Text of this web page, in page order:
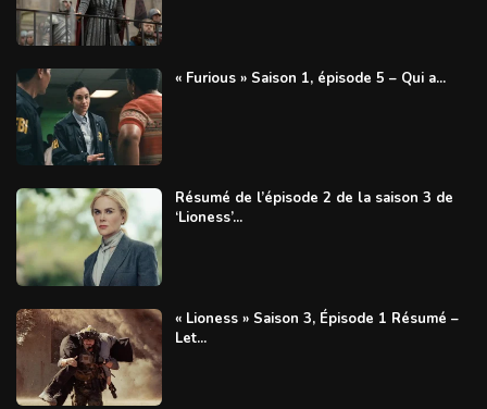
« Furious » Saison 1, épisode 5 – Qui a...
Résumé de l’épisode 2 de la saison 3 de
‘Lioness’...
« Lioness » Saison 3, Épisode 1 Résumé –
Let...